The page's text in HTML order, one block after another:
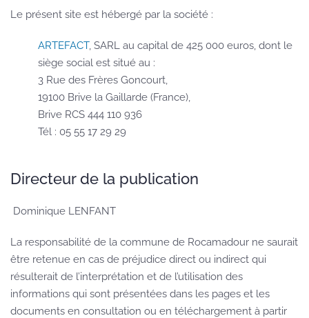
Le présent site est hébergé par la société :
ARTEFACT, SARL au capital de 425 000 euros, dont le
siège social est situé au :
3 Rue des Frères Goncourt,
19100 Brive la Gaillarde (France),
Brive RCS 444 110 936
Tél : 05 55 17 29 29
Directeur de la publication
Dominique LENFANT
La responsabilité de la commune de Rocamadour ne saurait
être retenue en cas de préjudice direct ou indirect qui
résulterait de l’interprétation et de l’utilisation des
informations qui sont présentées dans les pages et les
documents en consultation ou en téléchargement à partir